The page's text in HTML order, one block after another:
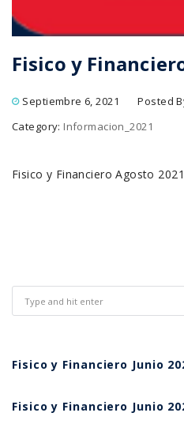
Fisico y
Septiembre 6, 2021 Posted
Category: Informacion_2021
Fisico y Financiero Agosto 2021
Fisico y Financiero Junio
Fisico y Financiero Junio